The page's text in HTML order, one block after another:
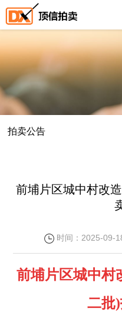
拍卖公告
前埔片区城中村改
时间：2025-09-
前埔片区城中村
二批)